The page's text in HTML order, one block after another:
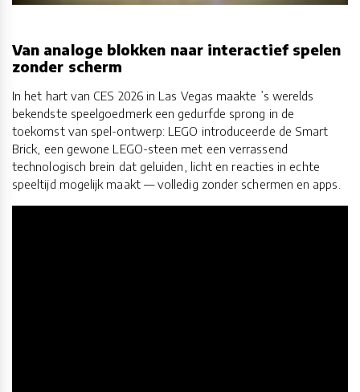
Van analoge blokken naar interactief spelen
zonder scherm
In het hart van CES 2026 in Las Vegas maakte ’s werelds
bekendste speelgoedmerk een gedurfde sprong in de
toekomst van spel-ontwerp: LEGO introduceerde de Smart
Brick, een gewone LEGO-steen met een verrassend
technologisch brein dat geluiden, licht en reacties in echte
speeltijd mogelijk maakt — volledig zonder schermen en apps.